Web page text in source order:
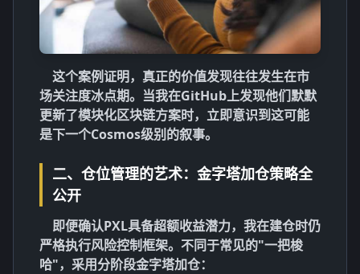
这个案例证明，真正的价值发现往往发生在市
场关注度冰点期。当我在GitHub上发现他们默默
更新了模块化区块链方案时，立即意识到这可能
是下一个Cosmos级别的叙事。
二、仓位管理的艺术：金字塔加仓策略全
公开
即便确认PXL具备超额收益潜力，我在建仓时仍
严格执行风险控制框架。不同于常见的"一把梭
哈"，采用分阶段金字塔加仓：